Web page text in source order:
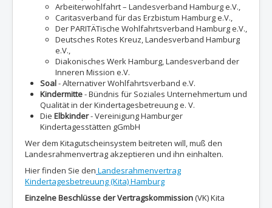
Arbeiterwohlfahrt – Landesverband Hamburg e.V.,
Caritasverband für das Erzbistum Hamburg e.V.,
Der PARITÄTische Wohlfahrtsverband Hamburg e.V.,
Deutsches Rotes Kreuz, Landesverband Hamburg
e.V.,
Diakonisches Werk Hamburg, Landesverband der
Inneren Mission e.V.
Soal- Alternativer Wohlfahrtsverband e.V.
Kindermitte- Bündnis für Soziales Unternehmertum und
Qualität in der Kindertagesbetreuung e. V.
Die Elbkinder- Vereinigung Hamburger
Kindertagesstätten gGmbH
Wer dem Kitagutscheinsystem beitreten will, muß den
Landesrahmenvertrag akzeptieren und ihn einhalten.
Hier finden Sie den Landesrahmenvertrag
Kindertagesbetreuung (Kita) Hamburg
Einzelne Beschlüsse der Vertragskommission(VK) Kita